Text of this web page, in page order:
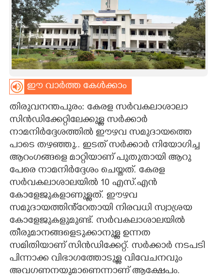
INFO+
ART
ASTRO
LITERATURE
ZOOM
CONTACT US
ഈ വാർത്ത കേൾക്കാം
തിരുവനന്തപുരം: കേരള സർവകലാശാലാ
സിൻഡിക്കേറ്റിലേക്കുള്ള സർക്കാർ
നാമനിർദ്ദേശത്തിൽ ഈഴവ സമുദായത്തെ
പാടെ തഴഞ്ഞു.. ഇടത് സർക്കാർ നിയോഗിച്ച
ആറംഗങ്ങളെ മാറ്റിയാണ് പുതുതായി ആറു
പേരെ നാമനിർദ്ദേശം ചെയ്തത്. കേരള
സർവകലാശാലയിൽ 10 എസ്.എൻ
കോളേജുകളാണുള്ളത്. ഈഴവ
സമുദായത്തിൻ്റേതായി നിരവധി സ്വാശ്രയ
കോളേജുകളുമുണ്ട്. സർവകലാശാലയിൽ
തീരുമാനങ്ങളെടുക്കാനുള്ള ഉന്നത
സമിതിയാണ് സിൻഡിക്കേറ്റ്. സർക്കാ‌ർ നടപടി
പിന്നാക്ക വിഭാഗത്തോടുള്ള വിവേചനവും
അവഗണനയുമാണെന്നാണ് ആക്ഷേപം.